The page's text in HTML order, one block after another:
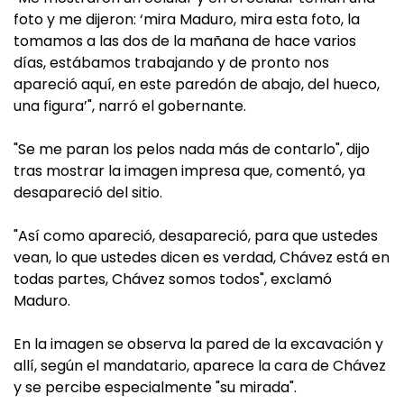
foto y me dijeron: ‘mira Maduro, mira esta foto, la
tomamos a las dos de la mañana de hace varios
días, estábamos trabajando y de pronto nos
apareció aquí, en este paredón de abajo, del hueco,
una figura’", narró el gobernante.
"Se me paran los pelos nada más de contarlo", dijo
tras mostrar la imagen impresa que, comentó, ya
desapareció del sitio.
"Así como apareció, desapareció, para que ustedes
vean, lo que ustedes dicen es verdad, Chávez está en
todas partes, Chávez somos todos", exclamó
Maduro.
En la imagen se observa la pared de la excavación y
allí, según el mandatario, aparece la cara de Chávez
y se percibe especialmente "su mirada".